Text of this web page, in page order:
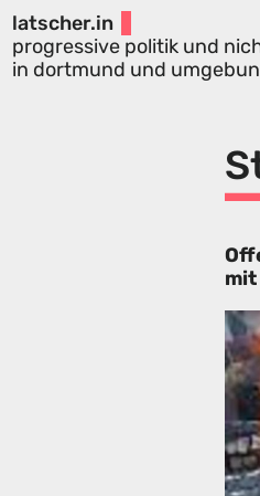
latscher.in
progressive politik und
in dortmund und